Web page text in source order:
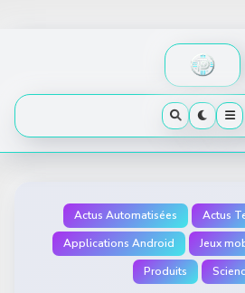
Actus Automatisées Actus
Applications Android
Jeux
Produits